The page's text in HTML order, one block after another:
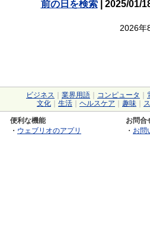
前の日を検索| 2025/01/
2026年
ビジネス 業界用語 コンピュータ
文化
生活 ヘルスケア 趣味
便利な機能
・ ウェブリオのアプリ
お問合
・ お問